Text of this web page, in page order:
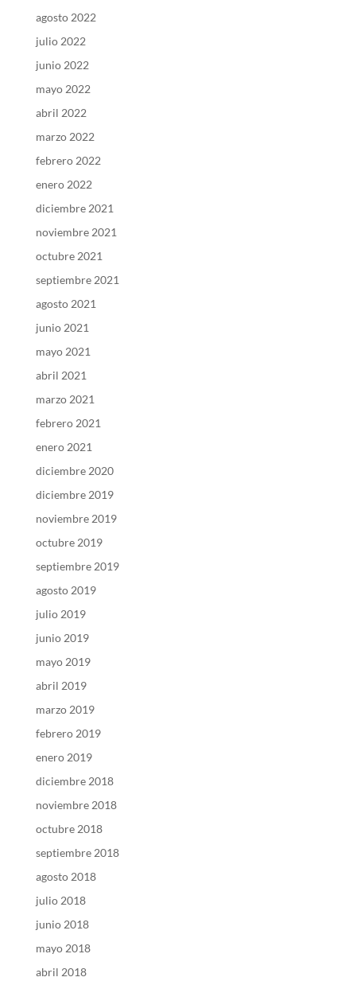
agosto 2022
julio 2022
junio 2022
mayo 2022
abril 2022
marzo 2022
febrero 2022
enero 2022
diciembre 2021
noviembre 2021
octubre 2021
septiembre 2021
agosto 2021
junio 2021
mayo 2021
abril 2021
marzo 2021
febrero 2021
enero 2021
diciembre 2020
diciembre 2019
noviembre 2019
octubre 2019
septiembre 2019
agosto 2019
julio 2019
junio 2019
mayo 2019
abril 2019
marzo 2019
febrero 2019
enero 2019
diciembre 2018
noviembre 2018
octubre 2018
septiembre 2018
agosto 2018
julio 2018
junio 2018
mayo 2018
abril 2018